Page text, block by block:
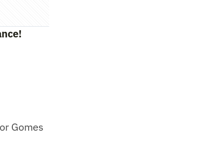
Gomes